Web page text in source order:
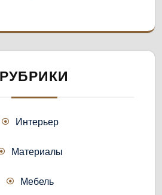
РУБРИКИ
Интерьер
Материалы
Мебель